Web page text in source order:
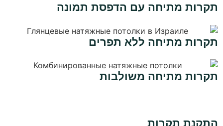
תקרות מתיחה עם הדפסת תמונה
תקרות מתיחה ללא תפרים
תקרות מתיחה משולבות
התקנת תקרות